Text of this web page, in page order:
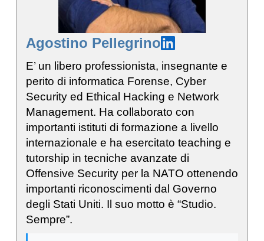
Agostino Pellegrino
E’ un libero professionista, insegnante e
perito di informatica Forense, Cyber
Security ed Ethical Hacking e Network
Management. Ha collaborato con
importanti istituti di formazione a livello
internazionale e ha esercitato teaching e
tutorship in tecniche avanzate di
Offensive Security per la NATO ottenendo
importanti riconoscimenti dal Governo
degli Stati Uniti. Il suo motto è “Studio.
Sempre”.